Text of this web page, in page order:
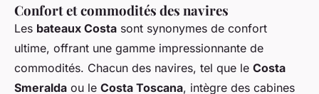
Confort et commodités des navires
Les bateaux Costa sont synonymes de confort
ultime, offrant une gamme impressionnante de
commodités. Chacun des navires, tel que le Costa
Smeralda ou le Costa Toscana, intègre des cabines